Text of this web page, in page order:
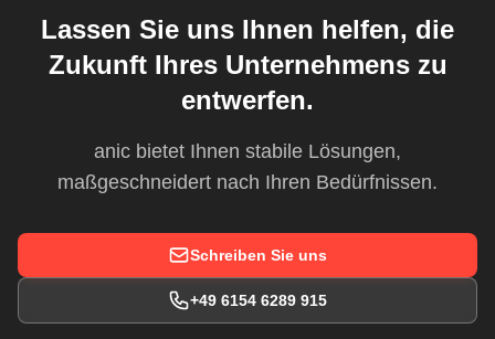
Lassen Sie uns Ihnen helfen, die
Zukunft Ihres Unternehmens zu
entwerfen.
anic bietet Ihnen stabile Lösungen,
maßgeschneidert nach Ihren Bedürfnissen.
Schreiben Sie uns
+49 6154 6289 915